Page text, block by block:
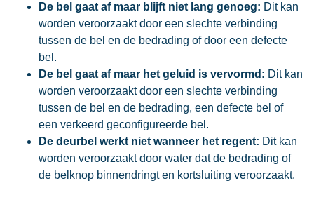
De bel gaat af maar blijft niet lang genoeg: Dit kan
worden veroorzaakt door een slechte verbinding
tussen de bel en de bedrading of door een defecte
bel.
De bel gaat af maar het geluid is vervormd: Dit kan
worden veroorzaakt door een slechte verbinding
tussen de bel en de bedrading, een defecte bel of
een verkeerd geconfigureerde bel.
De deurbel werkt niet wanneer het regent: Dit kan
worden veroorzaakt door water dat de bedrading of
de belknop binnendringt en kortsluiting veroorzaakt.